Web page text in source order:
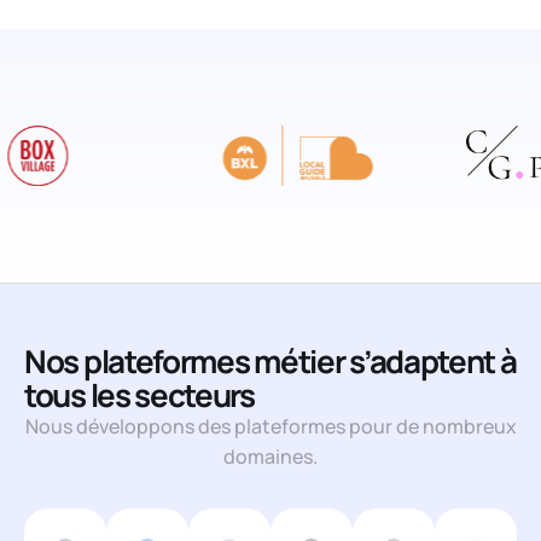
Nos plateformes métier s’adaptent à
tous les secteurs
Nous développons des plateformes pour de nombreux
domaines.